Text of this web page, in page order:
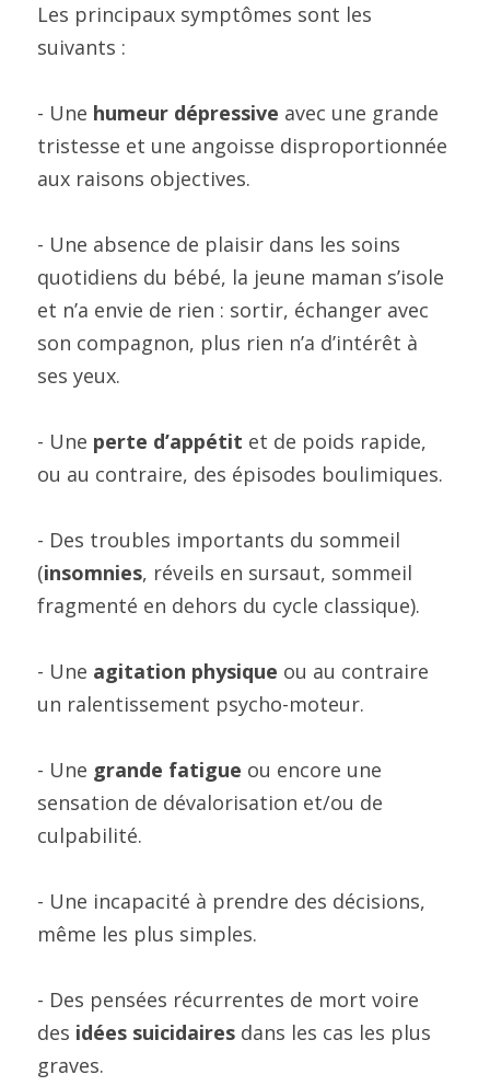
Les principaux symptômes sont les
suivants :
- Une humeur dépressive avec une grande
tristesse et une angoisse disproportionnée
aux raisons objectives.
- Une absence de plaisir dans les soins
quotidiens du bébé, la jeune maman s’isole
et n’a envie de rien : sortir, échanger avec
son compagnon, plus rien n’a d’intérêt à
ses yeux.
- Une perte d’appétit et de poids rapide,
ou au contraire, des épisodes boulimiques.
- Des troubles importants du sommeil
(insomnies, réveils en sursaut, sommeil
fragmenté en dehors du cycle classique).
- Une agitation physique ou au contraire
un ralentissement psycho-moteur.
- Une grande fatigue ou encore une
sensation de dévalorisation et/ou de
culpabilité.
- Une incapacité à prendre des décisions,
même les plus simples.
- Des pensées récurrentes de mort voire
des idées suicidaires dans les cas les plus
graves.